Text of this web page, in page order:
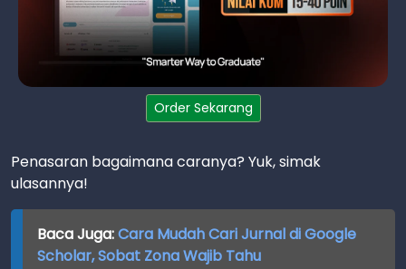
Order Sekarang
Penasaran bagaimana caranya? Yuk, simak
ulasannya!
Baca Juga:Cara Mudah Cari Jurnal di Google
Scholar, Sobat Zona Wajib Tahu